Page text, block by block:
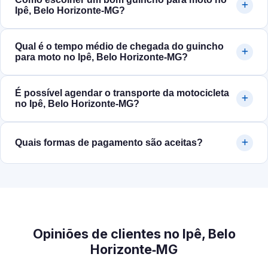
Ipê, Belo Horizonte‑MG?
Qual é o tempo médio de chegada do guincho
para moto no Ipê, Belo Horizonte‑MG?
É possível agendar o transporte da motocicleta
no Ipê, Belo Horizonte‑MG?
Quais formas de pagamento são aceitas?
Opiniões de clientes no Ipê, Belo
Horizonte‑MG